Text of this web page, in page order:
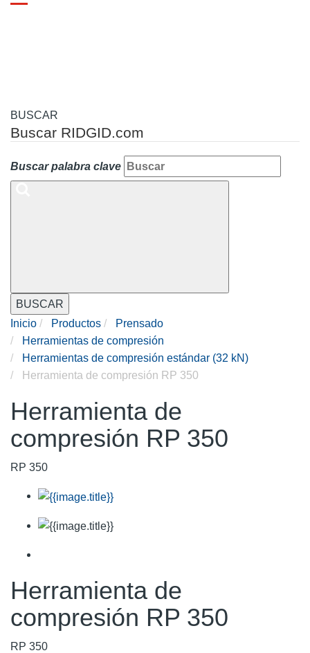
Toggle
BUSCAR
Buscar RIDGID.com
Buscar palabra clave
BUSCAR
Inicio
Productos
Prensado
Herramientas de compresión
Herramientas de compresión estándar (32 kN)
Herramienta de compresión RP 350
Herramienta de
compresión RP 350
RP 350
Herramienta de
compresión RP 350
RP 350